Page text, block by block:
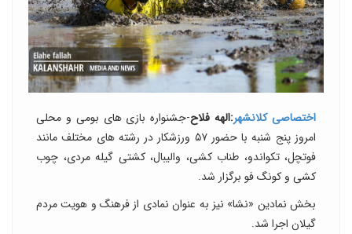
اختصاصی کلانشهر:الهه فلاح-جشنواره بازی های بومی و محلی
امروز پنج شنبه با حضور ۵۷ ورزشکار در رشته های مختلف مانند
فوتچل، تکواندو، طناب کشی، والیبال، کشتی گیله مردی، چوب
کشی و کونگ فو برگزار شد.
بخش نمادین «نشا» نیز به عنوان نمادی از فرهنگ و هویت مردم
گیلان اجرا شد.